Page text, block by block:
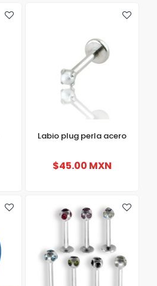
Labio plug perla acero
$45.00 MXN